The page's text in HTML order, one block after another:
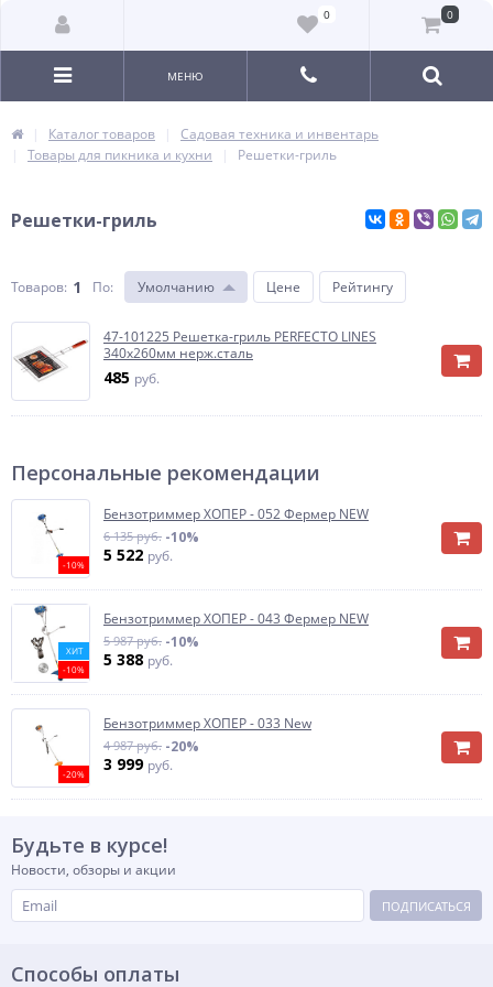
0 0
МЕНЮ
Каталог товаров
Садовая техника и инвентарь
Товары для пикника и кухни
Решетки-гриль
Решетки-гриль
Товаров: 1 По: Умолчанию Цене Рейтингу
47-101225 Решетка-гриль PERFECTO LINES
340х260мм нерж.сталь
485 руб.
Персональные рекомендации
-10%
Бензотриммер ХОПЕР - 052 Фермер NEW
6 135 руб. -10%
5 522 руб.
ХИТ
-10%
Бензотриммер ХОПЕР - 043 Фермер NEW
5 987 руб. -10%
5 388 руб.
-20%
Бензотриммер ХОПЕР - 033 New
4 987 руб. -20%
3 999 руб.
Будьте в курсе!
Новости, обзоры и акции
ПОДПИСАТЬСЯ
Способы оплаты